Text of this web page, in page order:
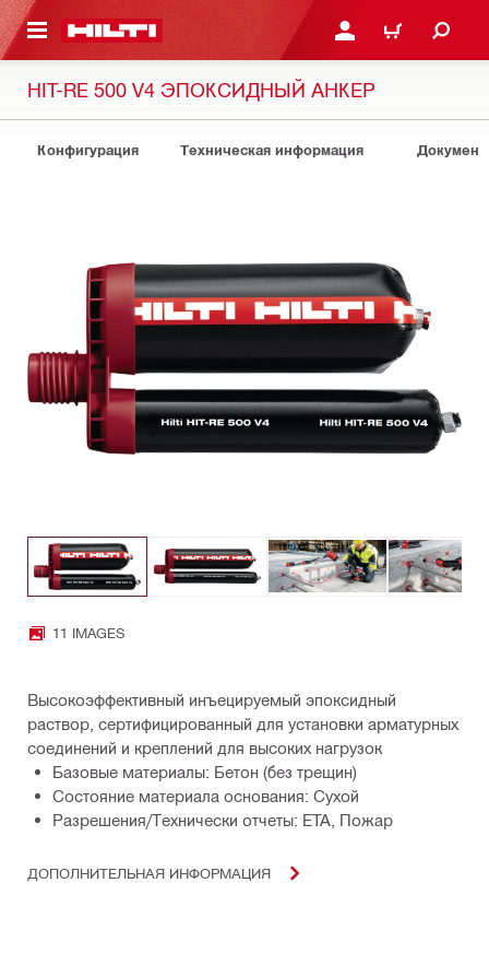
КОНТЕНТУ ВОЙДИТЕ В СВОЮ
КОРЗИНА
HIT-RE 500 V4 ЭПОКСИДНЫЙ АНКЕР
Конфигурация Техническая информация
11 IMAGES
Высокоэффективный инъецируемый эпоксидный
раствор, сертифицированный для установки арматурных
соединений и креплений для высоких нагрузок
Базовые материалы: Бетон (без трещин)
Состояние материала основания: Сухой
Разрешения/Технически отчеты: ETA, Пожар
ДОПОЛНИТЕЛЬНАЯ ИНФОРМАЦИЯ